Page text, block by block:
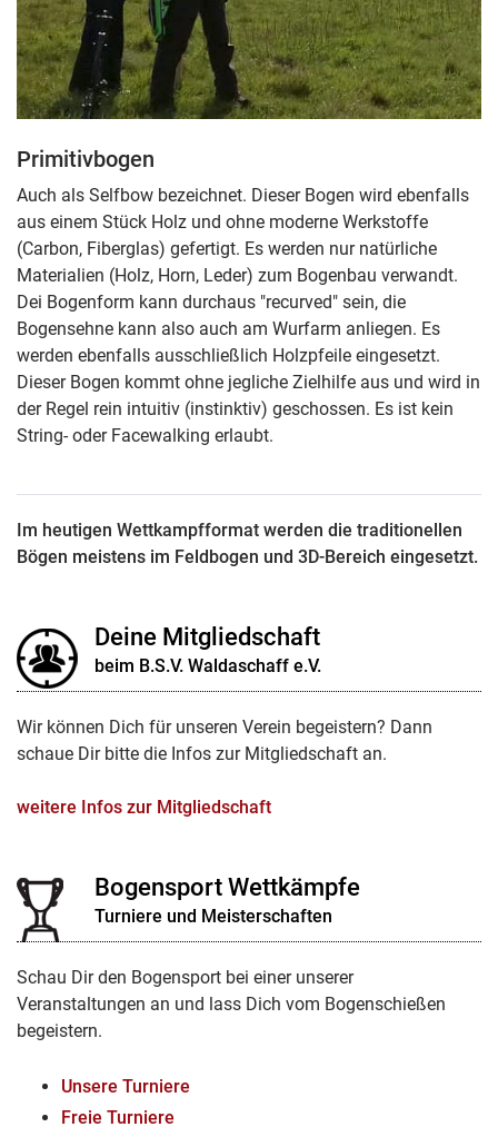
Primitivbogen
Auch als Selfbow bezeichnet. Dieser Bogen wird ebenfalls
aus einem Stück Holz und ohne moderne Werkstoffe
(Carbon, Fiberglas) gefertigt. Es werden nur natürliche
Materialien (Holz, Horn, Leder) zum Bogenbau verwandt.
Dei Bogenform kann durchaus "recurved" sein, die
Bogensehne kann also auch am Wurfarm anliegen. Es
werden ebenfalls ausschließlich Holzpfeile eingesetzt.
Dieser Bogen kommt ohne jegliche Zielhilfe aus und wird in
der Regel rein intuitiv (instinktiv) geschossen. Es ist kein
String- oder Facewalking erlaubt.
Im heutigen Wettkampfformat werden die traditionellen
Bögen meistens im Feldbogen und 3D-Bereich eingesetzt.
Deine Mitgliedschaft
beim B.S.V. Waldaschaff e.V.
Wir können Dich für unseren Verein begeistern? Dann
schaue Dir bitte die Infos zur Mitgliedschaft an.
weitere Infos zur Mitgliedschaft
Bogensport Wettkämpfe
Turniere und Meisterschaften
Schau Dir den Bogensport bei einer unserer
Veranstaltungen an und lass Dich vom Bogenschießen
begeistern.
Unsere Turniere
Freie Turniere